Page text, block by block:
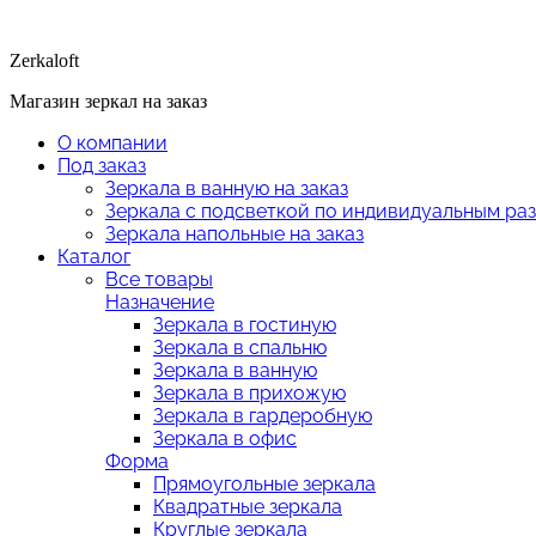
Zerkaloft
Магазин зеркал на заказ
О компании
Под заказ
Зеркала в ванную на заказ
Зеркала с подсветкой по индивидуальным
Зеркала напольные на заказ
Каталог
Все товары
Назначение
Зеркала в гостиную
Зеркала в спальню
Зеркала в ванную
Зеркала в прихожую
Зеркала в гардеробную
Зеркала в офис
Форма
Прямоугольные зеркала
Квадратные зеркала
Круглые зеркала